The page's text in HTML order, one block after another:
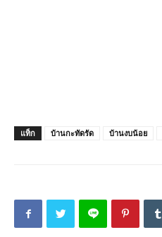
แท็ก บ้านกะทัดรัด บ้านงบน้อย